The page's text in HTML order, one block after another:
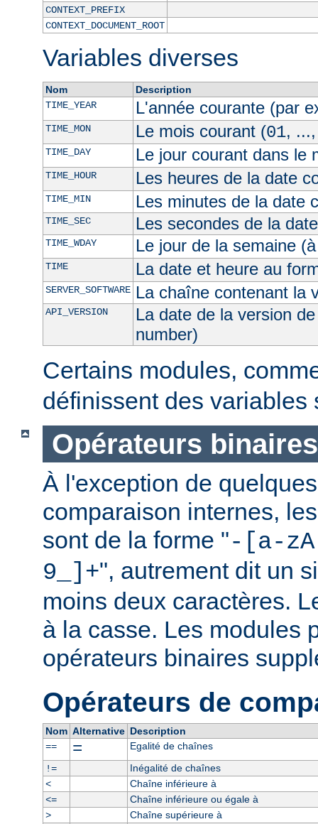
CONTEXT_PREFIX
CONTEXT_DOCUMENT_ROOT
Variables diverses
Nom
Description
TIME_YEAR
L'année courante (par
TIME_MON Le mois courant (01,
TIME_DAY Le jour courant dans le
TIME_HOUR Les heures de la date
TIME_MIN Les minutes de la date
TIME_SEC Les secondes de la
TIME_WDAY Le jour de la semaine
TIME La date et heure au
SERVER_SOFTWARE La chaîne contenant la
API_VERSION
La date de la version
number)
Certains modules,
définissent des variables
Opérateurs binaires
À l'exception de
comparaison internes,
sont de la forme "-[a-
9_]+", autrement dit un
moins deux caractères.
à la casse. Les modules
opérateurs binaires
Opérateurs de
Nom Alternative Description
==
=
Egalité de chaînes
!=
Inégalité de chaînes
<
Chaîne inférieure à
<=
Chaîne inférieure ou égale à
>
Chaîne supérieure à